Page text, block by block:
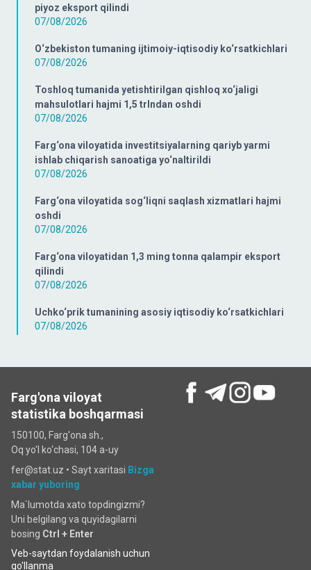
piyoz eksport qilindi
07/08/2026
O‘zbekiston tumaning ijtimoiy-iqtisodiy ko‘rsatkichlari
07/08/2026
Toshloq tumanida yetishtirilgan qishloq xo‘jaligi
mahsulotlari hajmi 1,5 trlndan oshdi
07/08/2026
Farg‘ona viloyatida investitsiyalarning qariyb yarmi
ishlab chiqarish sanoatiga yo‘naltirildi
07/08/2026
Farg‘ona viloyatida sog‘liqni saqlash xizmatlari hajmi
oshdi
07/08/2026
Farg‘ona viloyatidan 1,3 ming tonna qalampir eksport
qilindi
07/08/2026
Uchko‘prik tumanining asosiy iqtisodiy ko‘rsatkichlari
07/08/2026
Farg'ona viloyat
statistika boshqarmasi
150100, Farg'ona sh.,
Oq yo'l ko‘chаsi, 104 a-uy
fer@stat.uz • Sayt xaritasi Bizga
xabar yuboring
Ma`lumotda xato topdingizmi?
Uni belgilang va quyidagilarni
bosing Ctrl + Enter
Veb-saytdan foydalanish uchun
qo'llanma